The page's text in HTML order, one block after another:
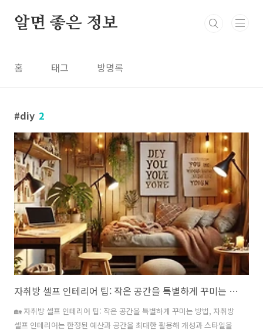
알면 좋은 정보
홈 태그 방명록
diy 2
자취방 셀프 인테리어 팁: 작은 공간을 특별하게 꾸미는 방법
🏡 자취방 셀프 인테리어 팁: 작은 공간을 특별하게 꾸미는 방법, 자취방
셀프 인테리어는 한정된 예산과 공간을 최대한 활용해 개성과 스타일을